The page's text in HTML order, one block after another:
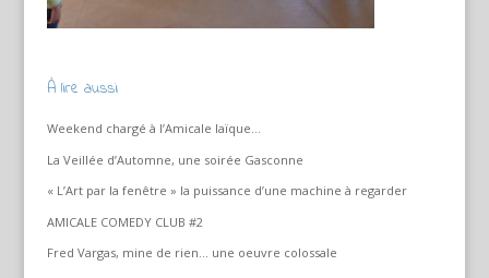
À lire aussi
Weekend chargé à l’Amicale laïque…
La Veillée d’Automne, une soirée Gasconne
« L’Art par la fenêtre » la puissance d’une machine à regarder
AMICALE COMEDY CLUB #2
Fred Vargas, mine de rien… une oeuvre colossale